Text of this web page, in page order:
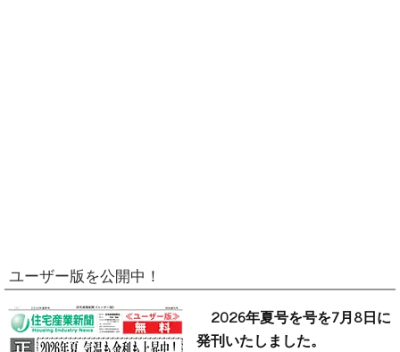
ユーザー版を公開中！
2026年夏号を号を7月8日に
発刊いたしました。